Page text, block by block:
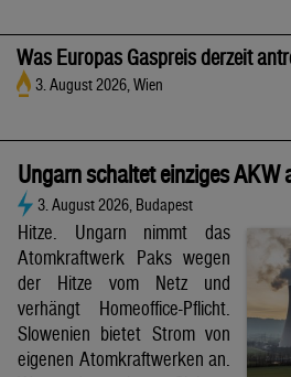
Was Europas Gaspreis derzeit
3. August 2026, Wien
Ungarn schaltet einziges AKW
3. August 2026, Budapest
Hitze. Ungarn nimmt das
Atomkraftwerk Paks wegen
der Hitze vom Netz und
verhängt Homeoffice-Pflicht.
Slowenien bietet Strom von
eigenen Atomkraftwerken an.